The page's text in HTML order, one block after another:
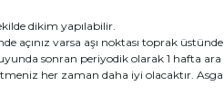
dikim yapılabilir.
varsa aşı noktası toprak
sonran periyodik olarak 1 hafta ara
her zaman daha iyi olacaktır.